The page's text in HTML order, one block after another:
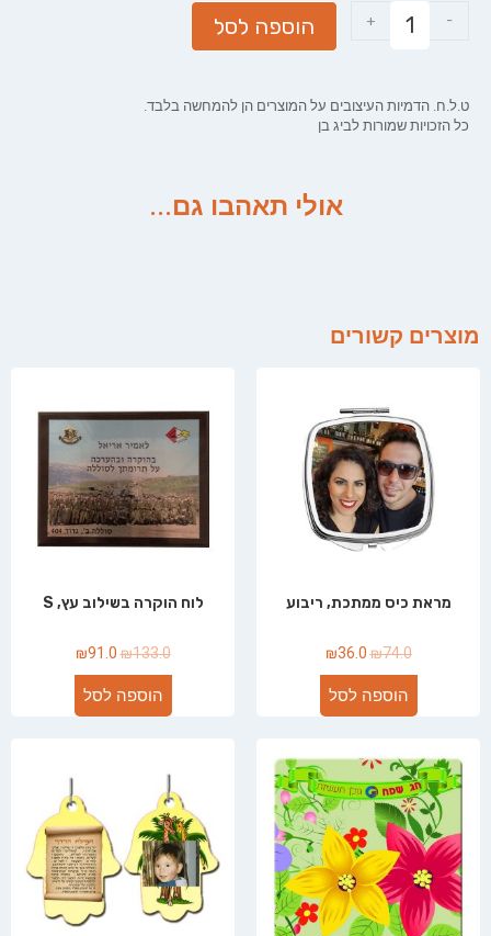
-
+ הוספה לסל
ט.ל.ח. הדמיות העיצובים על המוצרים הן להמחשה בלבד.
כל הזכויות שמורות לביג בן
אולי תאהבו גם...
מוצרים קשורים
מראת כיס ממתכת, ריבוע
₪74.0
₪36.0
הוספה לסל
לוח הוקרה בשילוב עץ, S
₪133.0
₪91.0
הוספה לסל